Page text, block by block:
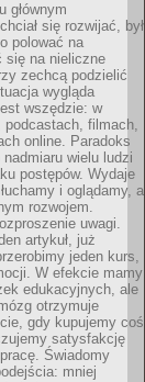
głównym
się rozwijać, był
polować na
się na nieliczne
zechcą podzielić
wygląda
wszędzie: w
podcastach, filmach,
online. Paradoks
wielu ludzi
postępów. Wydaje
i oglądamy, a
rozwojem.
uwagi.
artykuł, już
jeden kurs,
W efekcie mamy
edukacyjnych, ale
otrzymuje
gdy kupujemy coś
satysfakcję
Świadomy
mniej